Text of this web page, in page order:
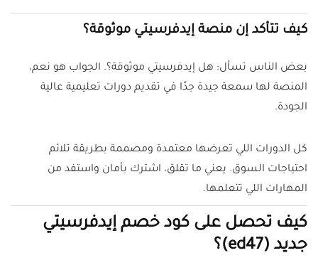
كيف تتأكد إن منصة إيدفرسيتي موثوقة؟
بعض الناس تسأل: هل إيدفرسيتي موثوقة؟. الجواب هو نعم،
المنصة لها سمعة جيدة جدًا في تقديم دورات تعليمية عالية
الجودة.
كل الدورات اللي تعرضها معتمدة ومصممة بطريقة تلائم
احتياجات السوق. يعني ما تقلق، اشترك بأمان واستفد من
المهارات اللي تتعلمها.
كيف تحصل على كود خصم إيدفرسيتي
جديد (ed47)؟